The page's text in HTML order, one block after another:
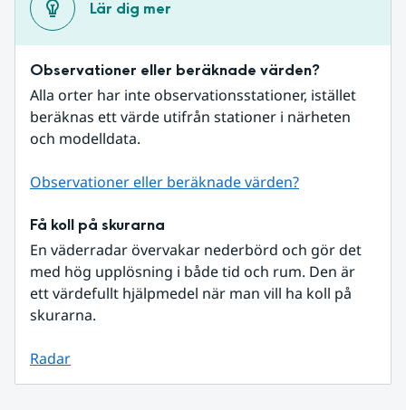
Lär dig mer
Observationer eller beräknade värden?
Alla orter har inte observationsstationer, istället
beräknas ett värde utifrån stationer i närheten
och modelldata.
Observationer eller beräknade värden?
Få koll på skurarna
En väderradar övervakar nederbörd och gör det
med hög upplösning i både tid och rum. Den är
ett värdefullt hjälpmedel när man vill ha koll på
skurarna.
Radar